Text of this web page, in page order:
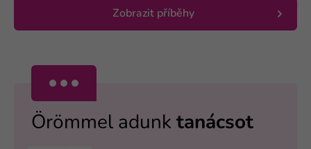
Zobrazit příběhy
Örömmel adunk tanácsot